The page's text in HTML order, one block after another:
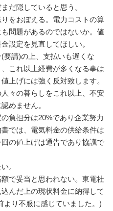
だ隠していると思う。
をおぼえる。電力コストの算
問題があるのではないか。値
設定を見直してほしい。
要請)の上、支払いも遅くな
これ以上経費が多くなる事は
上げには強く反対致します。
々の暮らしをこれ以上、不安
めません。
負担分は20%であり企業努力
では、電気料金の供給条件は
の値上げは通告であり協議で
。
で妥当と思われない。東電社
んだ上の現状料金に納得して
より不服に感じていました。)